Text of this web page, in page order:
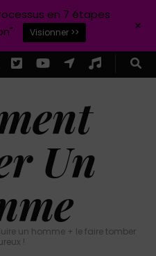
Un
un homme + le faire tomber
!
en 7 étapes
Visionner >> +